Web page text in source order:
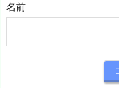
名前